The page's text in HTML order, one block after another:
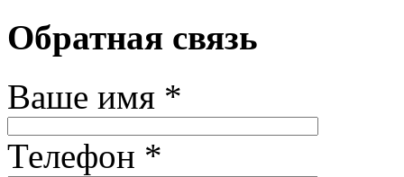
Обратная связь
Ваше имя *
Телефон *